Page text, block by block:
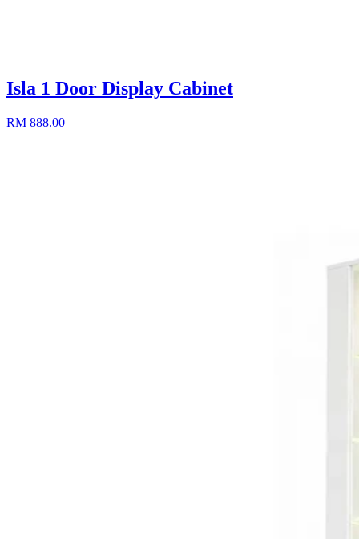
Isla 1 Door Display Cabinet
RM 888.00